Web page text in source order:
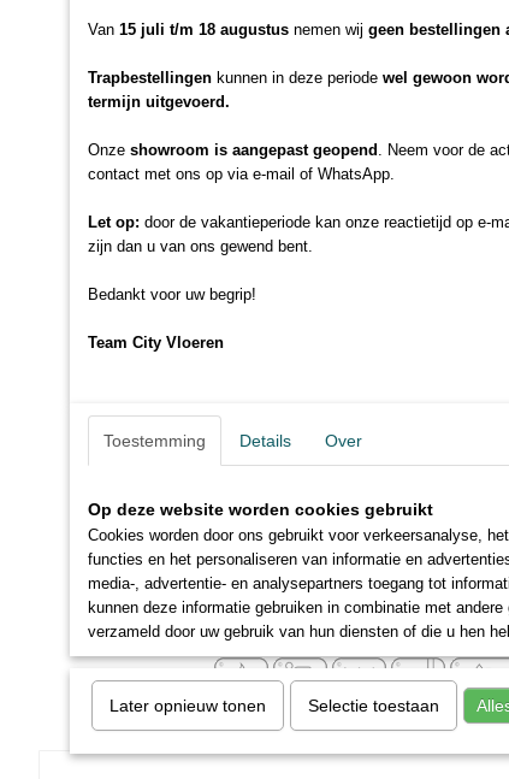
– Lekker onderhoudsvriendelijk
– Extra matte toplaag. Dat is dus top!
– Ftalaat-vrij
Waterbestendig
Vuilafstotend
Zeer duurzaam
De vloeren voldoen aan de strenge
Alle producten hebben het A+ label
En voor extra tips?
https://www.belakos.nl/
Inspiratie?
Check deRoomvisualisatie!
En voor extra tips?
https://www.belakos.nl/
Van 15 juli t/m 18 augustus nemen wij geen bestellingen
Trapbestellingen kunnen in deze periode wel gewoon
termijn uitgevoerd.
Onze showroom is aangepast geopend . Neem voor de
contact met ons op via e-mail of WhatsApp.
Let op: door de vakantieperiode kan onze reactietijd op e-
zijn dan u van ons gewend bent.
Bedankt voor uw begrip!
Team City Vloeren
Toestemming Details Over
Op deze website worden cookies gebruikt
Cookies worden door ons gebruikt voor verkeersanalyse,
functies en het personaliseren van informatie en
media-, advertentie- en analysepartners toegang tot
kunnen deze informatie gebruiken in combinatie met
verzameld door uw gebruik van hun diensten of die u hen
Later opnieuw tonen Selectie toestaan